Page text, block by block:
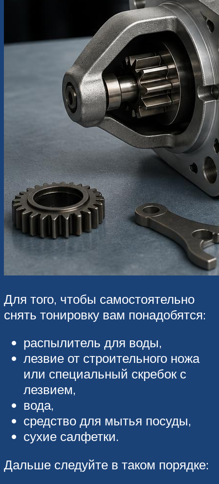
Для того, чтобы самостоятельно
снять тонировку вам понадобятся:
распылитель для воды,
лезвие от строительного ножа
или специальный скребок с
лезвием,
вода,
средство для мытья посуды,
сухие салфетки.
Дальше следуйте в таком порядке: